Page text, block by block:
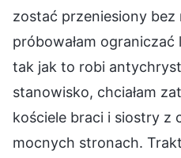
zostać przeniesiony bez
próbowałam
tak jak to robi
stanowisko, chciałam
kościele braci i siostry z
mocnych stronach.